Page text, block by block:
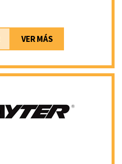
VER MÁS